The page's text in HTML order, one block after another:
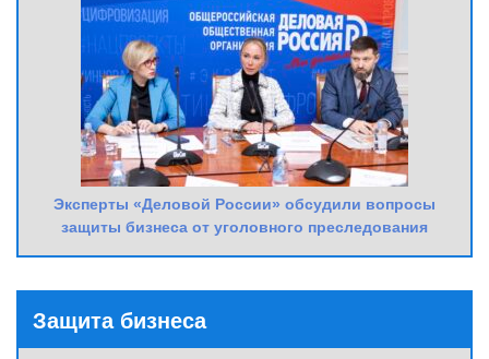
Эксперты «Деловой России» обсудили вопросы
защиты бизнеса от уголовного преследования
Защита бизнеса